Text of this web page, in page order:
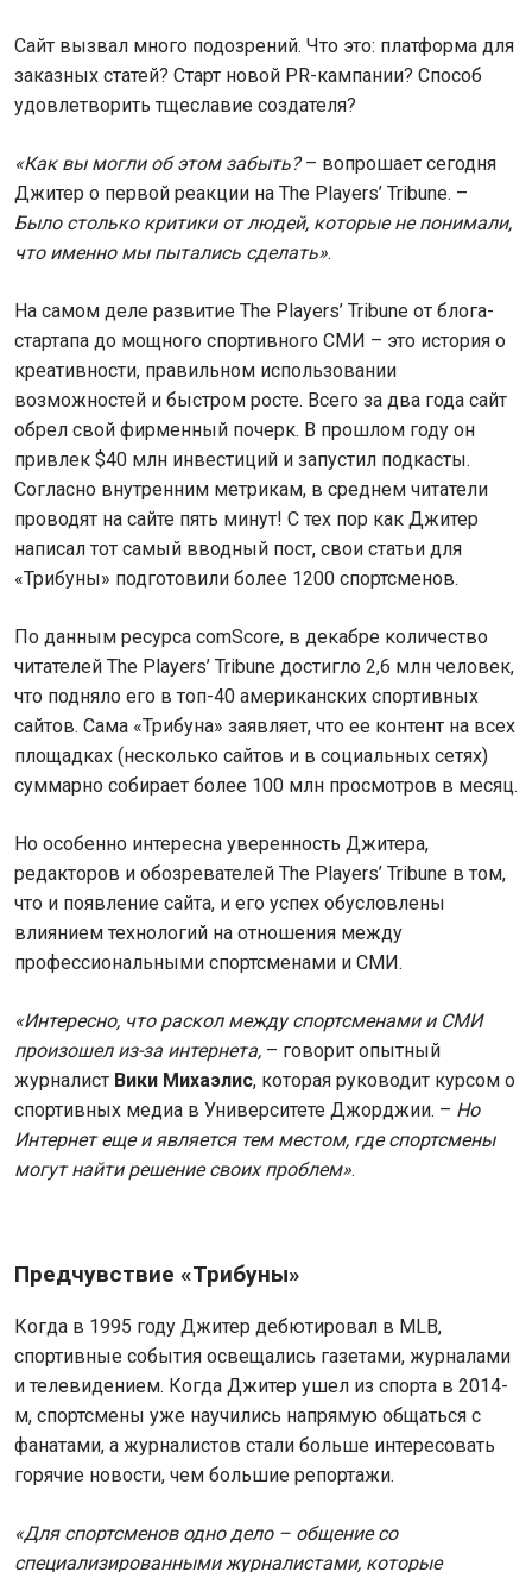
Сайт вызвал много подозрений. Что это: платформа для
заказных статей? Старт новой PR-кампании? Способ
удовлетворить тщеславие создателя?
«Как вы могли об этом забыть?– вопрошает сегодня
Джитер о первой реакции на The Players’ Tribune. –
Было столько критики от людей, которые не понимали,
что именно мы пытались сделать».
На самом деле развитие The Players’ Tribune от блога-
стартапа до мощного спортивного СМИ – это история о
креативности, правильном использовании
возможностей и быстром росте. Всего за два года сайт
обрел свой фирменный почерк. В прошлом году он
привлек $40 млн инвестиций и запустил подкасты.
Согласно внутренним метрикам, в среднем читатели
проводят на сайте пять минут! С тех пор как Джитер
написал тот самый вводный пост, свои статьи для
«Трибуны» подготовили более 1200 спортсменов.
По данным ресурса comScore, в декабре количество
читателей The Players’ Tribune достигло 2,6 млн человек,
что подняло его в топ-40 американских спортивных
сайтов. Сама «Трибуна» заявляет, что ее контент на всех
площадках (несколько сайтов и в социальных сетях)
суммарно собирает более 100 млн просмотров в месяц.
Но особенно интересна уверенность Джитера,
редакторов и обозревателей The Players’ Tribune в том,
что и появление сайта, и его успех обусловлены
влиянием технологий на отношения между
профессиональными спортсменами и СМИ.
«Интересно, что раскол между спортсменами и СМИ
произошел из-за интернета, – говорит опытный
журналист Вики Михаэлис, которая руководит курсом о
спортивных медиа в Университете Джорджии. – Но
Интернет еще и является тем местом, где спортсмены
могут найти решение своих проблем».
Предчувствие «Трибуны»
Когда в 1995 году Джитер дебютировал в MLB,
спортивные события освещались газетами, журналами
и телевидением. Когда Джитер ушел из спорта в 2014-
м, спортсмены уже научились напрямую общаться с
фанатами, а журналистов стали больше интересовать
горячие новости, чем большие репортажи.
«Для спортсменов одно дело – общение со
специализированными журналистами, которые